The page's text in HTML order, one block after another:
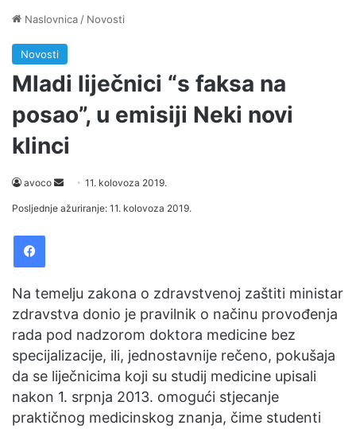
Naslovnica / Novosti
Novosti
Mladi liječnici “s faksa na
posao”, u emisiji Neki novi
klinci
avoco
Send
an
11. kolovoza 2019.
Posljednje ažuriranje: 11. kolovoza 2019.
Facebook
Na temelju zakona o zdravstvenoj zaštiti ministar
zdravstva donio je pravilnik o načinu provođenja
rada pod nadzorom doktora medicine bez
specijalizacije, ili, jednostavnije rečeno, pokušaja
da se liječnicima koji su studij medicine upisali
nakon 1. srpnja 2013. omogući stjecanje
praktičnog medicinskog znanja, čime studenti